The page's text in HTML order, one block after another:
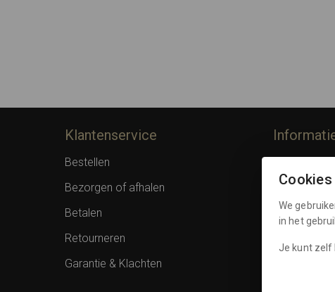
Klantenservice
Bestellen
Bezorgen of afhalen
Betalen
Retourneren
Garantie & Klachten
Privacy
Algemene
Cookies
We
in het
Je kunt zelf